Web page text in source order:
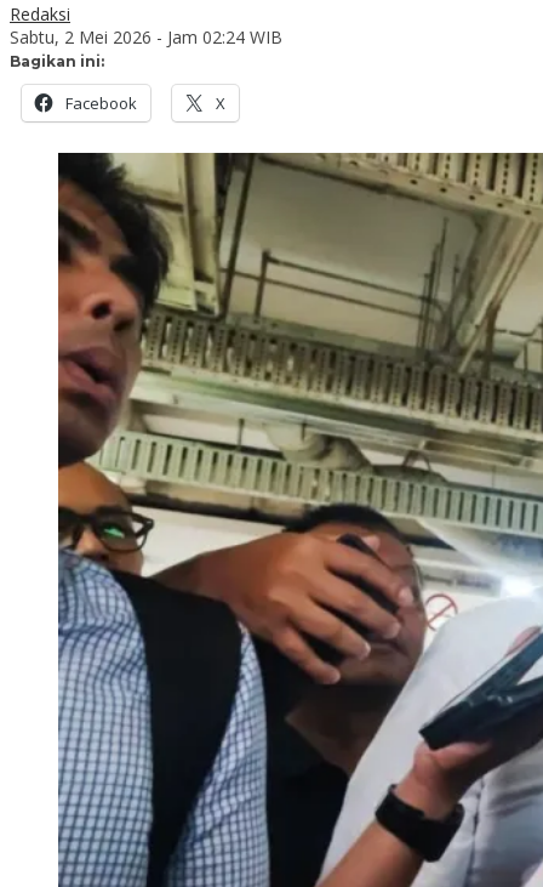
Redaksi
Sabtu, 2 Mei 2026 - Jam 02:24 WIB
Bagikan ini:
Facebook X